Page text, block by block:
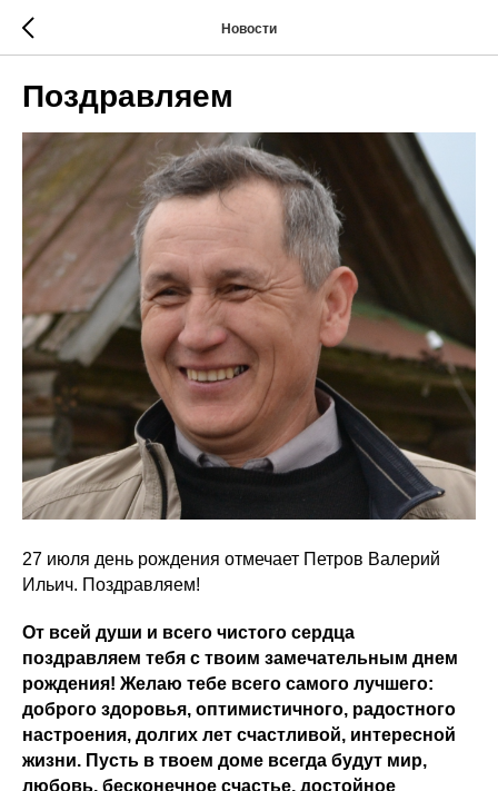
Новости
Поздравляем
27 июля день рождения отмечает Петров Валерий
Ильич. Поздравляем!
От всей души и всего чистого сердца
поздравляем тебя с твоим замечательным днем
рождения! Желаю тебе всего самого лучшего:
доброго здоровья, оптимистичного, радостного
настроения, долгих лет счастливой, интересной
жизни. Пусть в твоем доме всегда будут мир,
любовь, бесконечное счастье, достойное